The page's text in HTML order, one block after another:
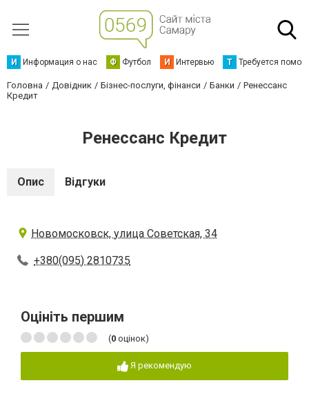
И Информация о нас Ф Футбол И Интервью Т Требуется
Головна Довідник Бізнес-послуги, фінанси Банки
Ренессанс
Кредит
Ренессанс Кредит
Опис Відгуки
Новомосковск, улица Советская, 34
+380(095) 2810735
Оцініть першим
(0 оцінок)
Я рекомендую